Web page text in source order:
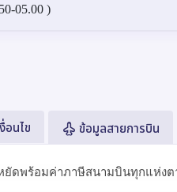
05.00 )
งื่อนไข ข้อมูลสายการบิน
ยัดพร้อมค่าภาษีสนามบินทุกแห่งต